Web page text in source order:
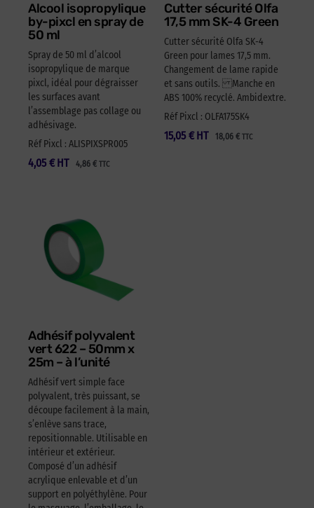
Alcool isopropylique
by-pixcl en spray de
50 ml
Spray de 50 ml d’alcool
isopropylique de marque
pixcl, idéal pour dégraisser
les surfaces avant
l’assemblage pas collage ou
adhésivage.
Réf Pixcl : ALISPIXSPR005
4,05 € 4,86 € TTC
HT
Cutter sécurité Olfa
17,5 mm SK-4 Green
Cutter sécurité Olfa SK-4
Green pour lames 17,5 mm.
Changement de lame rapide
et sans outils. Manche en
ABS 100% recyclé. Ambidextre.
Réf Pixcl : OLFA175SK4
15,05 € 18,06 € TTC
HT
Adhésif polyvalent
vert 622 – 50mm x
25m – à l’unité
Adhésif vert simple face
polyvalent, très puissant, se
découpe facilement à la main,
s’enlève sans trace,
repositionnable. Utilisable en
intérieur et extérieur.
Composé d’un adhésif
acrylique enlevable et d’un
support en polyéthylène. Pour